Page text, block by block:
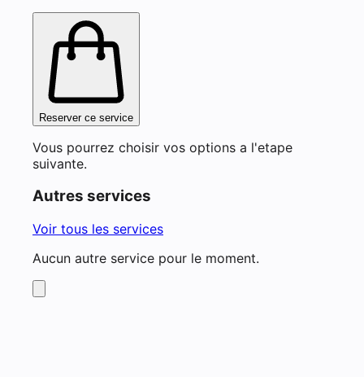
Reserver ce service
Vous pourrez choisir vos options a l'etape
suivante.
Autres services
Voir tous les services
Aucun autre service pour le moment.